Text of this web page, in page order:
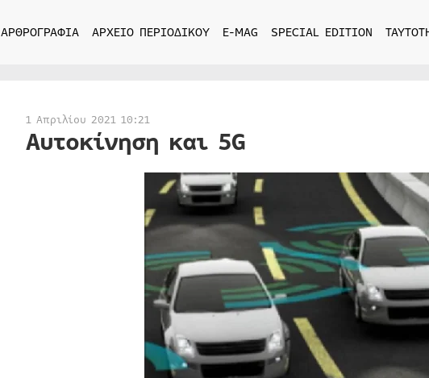
ΑΡΘΡΟΓΡΑΦΙΑ ΑΡΧΕΙΟ ΠΕΡΙΟΔΙΚΟΥ E-MAG SPECIAL EDITION
1 Απριλίου 2021 10:21
Αυτοκίνηση και 5G